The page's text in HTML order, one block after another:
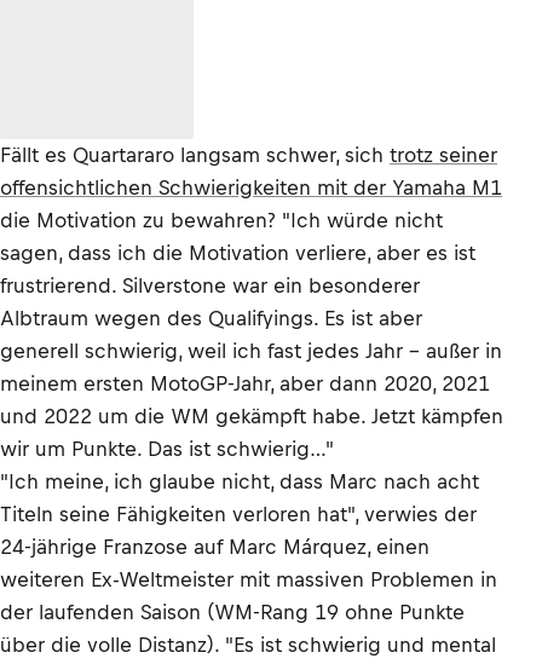
Fällt es Quartararo langsam schwer, sich trotz seiner
offensichtlichen Schwierigkeiten mit der Yamaha M1
die Motivation zu bewahren? "Ich würde nicht
sagen, dass ich die Motivation verliere, aber es ist
frustrierend. Silverstone war ein besonderer
Albtraum wegen des Qualifyings. Es ist aber
generell schwierig, weil ich fast jedes Jahr – außer in
meinem ersten MotoGP-Jahr, aber dann 2020, 2021
und 2022 um die WM gekämpft habe. Jetzt kämpfen
wir um Punkte. Das ist schwierig…"
"Ich meine, ich glaube nicht, dass Marc nach acht
Titeln seine Fähigkeiten verloren hat", verwies der
24-jährige Franzose auf Marc Márquez, einen
weiteren Ex-Weltmeister mit massiven Problemen in
der laufenden Saison (WM-Rang 19 ohne Punkte
über die volle Distanz). "Es ist schwierig und mental